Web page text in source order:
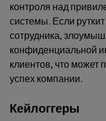
контроля над
системы. Если
сотрудника,
конфиденциальной
клиентов, что может
успех компании.
Кейлоггеры